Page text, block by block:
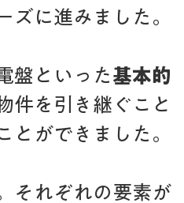
ズに進みました。
盤といった 基本的
件を引き継ぐこと
とができました。
それぞれの要素が